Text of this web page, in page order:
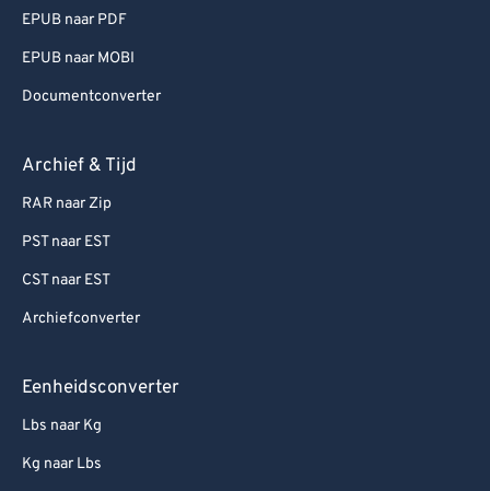
EPUB naar PDF
EPUB naar MOBI
Documentconverter
Archief & Tijd
RAR naar Zip
PST naar EST
CST naar EST
Archiefconverter
Eenheidsconverter
Lbs naar Kg
Kg naar Lbs